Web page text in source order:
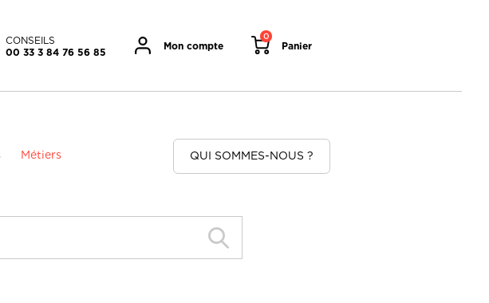
CONSEILS
00 33 3 84 76 56 85
Mon compte
0
Panier
Métiers QUI SOMMES-NOUS ?